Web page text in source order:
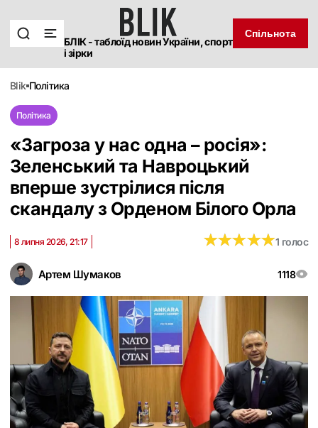
БЛІК - таблоїд новин України, спорт
і зірки
Спільнота
blik політика
Політика
«Загроза у нас одна – росія»:
Зеленський та Навроцький
вперше зустрілися після
скандалу з Орденом Білого Орла
Артем Шумаков 1118
8 липня 2026, 21:17 ★★★★★
★★★★★1 голос